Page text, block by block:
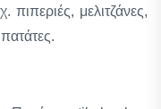
μελιτζάνες,